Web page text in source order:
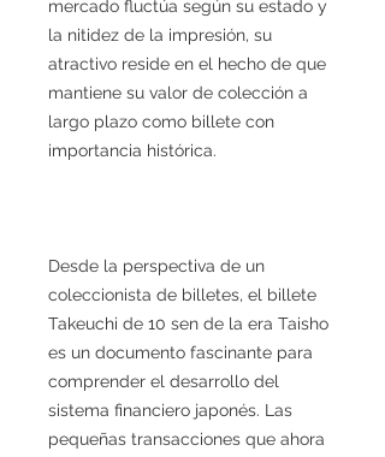
mercado fluctúa según su estado y
la nitidez de la impresión, su
atractivo reside en el hecho de que
mantiene su valor de colección a
largo plazo como billete con
importancia histórica.
Desde la perspectiva de un
coleccionista de billetes, el billete
Takeuchi de 10 sen de la era Taisho
es un documento fascinante para
comprender el desarrollo del
sistema financiero japonés. Las
pequeñas transacciones que ahora